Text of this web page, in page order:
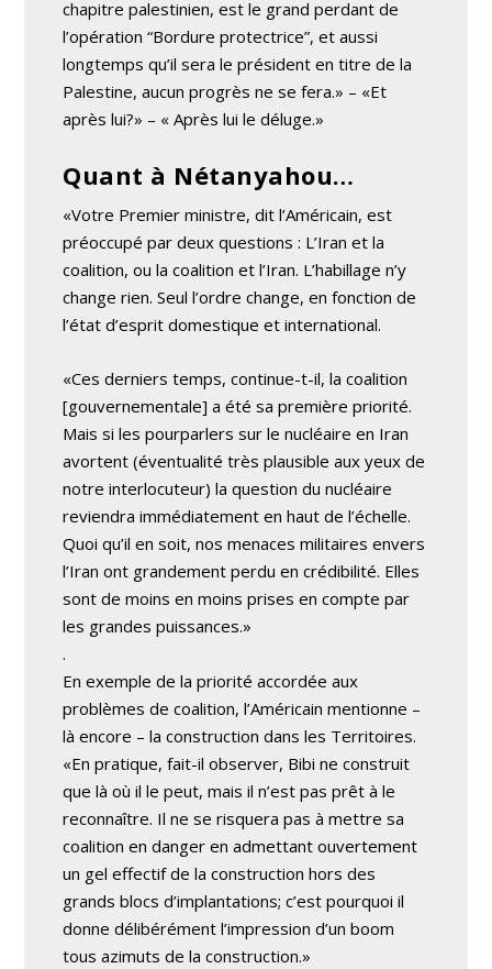
chapitre palestinien, est le grand perdant de
l’opération “Bordure protectrice”, et aussi
longtemps qu’il sera le président en titre de la
Palestine, aucun progrès ne se fera.» – «Et
après lui?» – « Après lui le déluge.»
Quant à Nétanyahou…
«Votre Premier ministre, dit l’Américain, est
préoccupé par deux questions : L’Iran et la
coalition, ou la coalition et l’Iran. L’habillage n’y
change rien. Seul l’ordre change, en fonction de
l’état d’esprit domestique et international.
«Ces derniers temps, continue-t-il, la coalition
[gouvernementale] a été sa première priorité.
Mais si les pourparlers sur le nucléaire en Iran
avortent (éventualité très plausible aux yeux de
notre interlocuteur) la question du nucléaire
reviendra immédiatement en haut de l’échelle.
Quoi qu’il en soit, nos menaces militaires envers
l’Iran ont grandement perdu en crédibilité. Elles
sont de moins en moins prises en compte par
les grandes puissances.»
.
En exemple de la priorité accordée aux
problèmes de coalition, l’Américain mentionne –
là encore – la construction dans les Territoires.
«En pratique, fait-il observer, Bibi ne construit
que là où il le peut, mais il n’est pas prêt à le
reconnaître. Il ne se risquera pas à mettre sa
coalition en danger en admettant ouvertement
un gel effectif de la construction hors des
grands blocs d’implantations; c’est pourquoi il
donne délibérément l’impression d’un boom
tous azimuts de la construction.»